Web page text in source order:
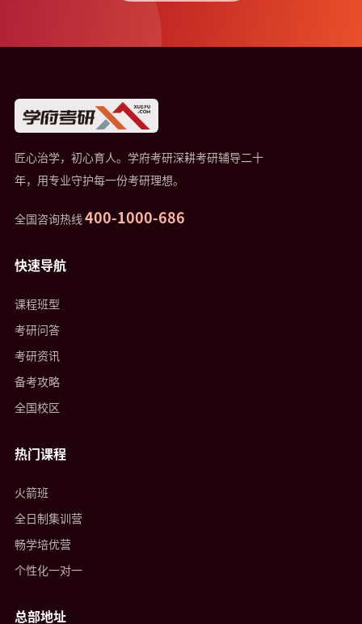
匠心治学，初心育人。学府考研深耕考研辅导二十
年，用专业守护每一份考研理想。
全国咨询热线400-1000-686
快速导航
课程班型
考研问答
考研资讯
备考攻略
全国校区
热门课程
火箭班
全日制集训营
畅学培优营
个性化一对一
总部地址